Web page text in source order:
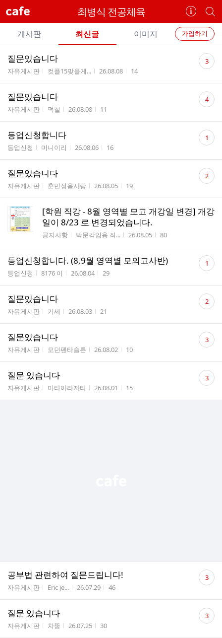
cafe 최병식 전공체육
카
페
정
보
개
별
카
페
검
색
카
페
메
뉴
가입하기
게시판 최신글 이미지
전
체
글
리
질문있습니다
게시판명
자유게시판 작성자
컷플15맞을게... 작성시간
26.08.08 조회수
14
댓
글 3
질문있습니다
게시판명
자유게시판 작성자
덕철 작성시간
26.08.08 조회수
11
댓
글 4
등업신청합니다
게시판명
등업신청 작성자
미니이리 작성시간
26.08.06 조회수
16
댓
글 1
질문있습니다
게시판명
자유게시판 작성자
훈민정음사랑 작성시간
26.08.05 조회수
19
댓
글 2
[학원 직강 - 8월 영역별 모고 개강일 변경] 개강
일이 8/23 로 변경되었습니다.
게시판명
공지사항 작성자
박문각임용 직... 작성시간
26.08.05 조회수
80
등업신청합니다. (8,9월 영역별 모의고사반)
게시판명
등업신청 작성자
8176 이 작성시간
26.08.04 조회수
29
댓
글 1
질문있습니다
게시판명
자유게시판 작성자
기세 작성시간
26.08.03 조회수
21
댓
글 2
질문있습니다
게시판명
자유게시판 작성자
모던펜타슬론 작성시간
26.08.02 조회수
10
댓
글 3
질문 있습니다
게시판명
자유게시판 작성자
마타아라자타 작성시간
26.08.01 조회수
15
댓
글 3
공부법 관련하여 질문드립니다!
게시판명
자유게시판 작성자
Eric je... 작성시간
26.07.29 조회수
46
댓
글 3
질문 있습니다
게시판명
자유게시판 작성자
차뚱 작성시간
26.07.25 조회수
30
댓
글 3